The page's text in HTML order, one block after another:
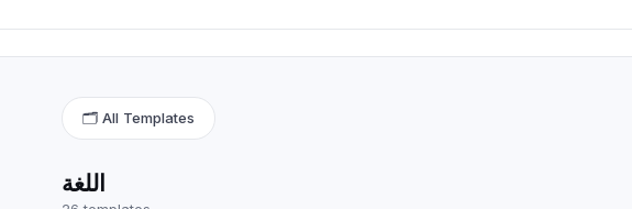
Blog
English CV (439)
Arabic CV
🗂 All Templates
اللغة